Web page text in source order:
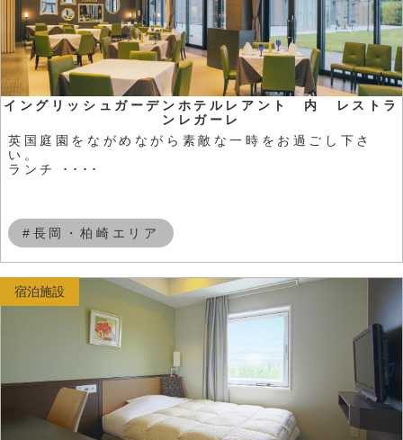
イングリッシュガーデンホテルレアント 内 レストラ
ンレガーレ
英国庭園をながめながら素敵な一時をお過ごし下さ
い。
ランチ ････
#長岡・柏崎エリア
宿泊施設